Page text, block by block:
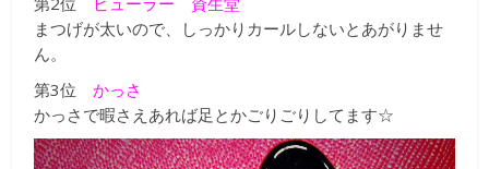
まつげが太いので、しっかりカールしないとあがりませ
ん。
第3位かっさ
かっさで暇さえあれば足とかごりごりしてます☆